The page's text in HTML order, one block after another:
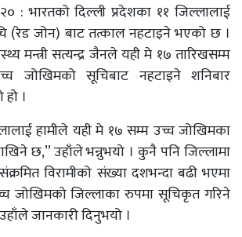
: भारतको दिल्ली प्रदेशका ११ जिल्लालाई
(रेड जोन) बाट तत्काल नहटाइने भएको छ ।
मन्त्री सत्यन्द्र जैनले यही मे १७ तारिखसम्म
जोखिमको सूचिबाट नहटाइने शनिबार
।
हामीले यही मे १७ सम्म उच्च जोखिमका
छ,” उहाँले भन्नुभयो । कुनै पनि जिल्लामा
विरामीको संख्या दशभन्दा बढी भएमा
जोखिमको जिल्लाका रुपमा सूचिकृत गरिने
जानकारी दिनुभयो ।